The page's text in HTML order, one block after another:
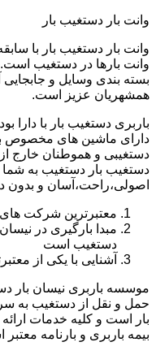
وانت بار دستغیب بار
وانت بار دستغیب بار با
وانت بارها در دستغیب
بسته بندی وسایل و
همشهریان عزیز است.
باربری دستغیب بار با
دارای ماشین های مخصوص
دستغیبی و هموطنان خارج از
دستغیب بار دستغیب به
اصولی،راحت،آسان و بدون
معتبرترین شرکت
مبدا بارگیری در
دستغیب است
آشنایی با یکی از
موسسه باربری نیسان بار
حمل و نقل از دستغیب به
بار است و کلیه خدمات
بیمه باربری و بارنامه